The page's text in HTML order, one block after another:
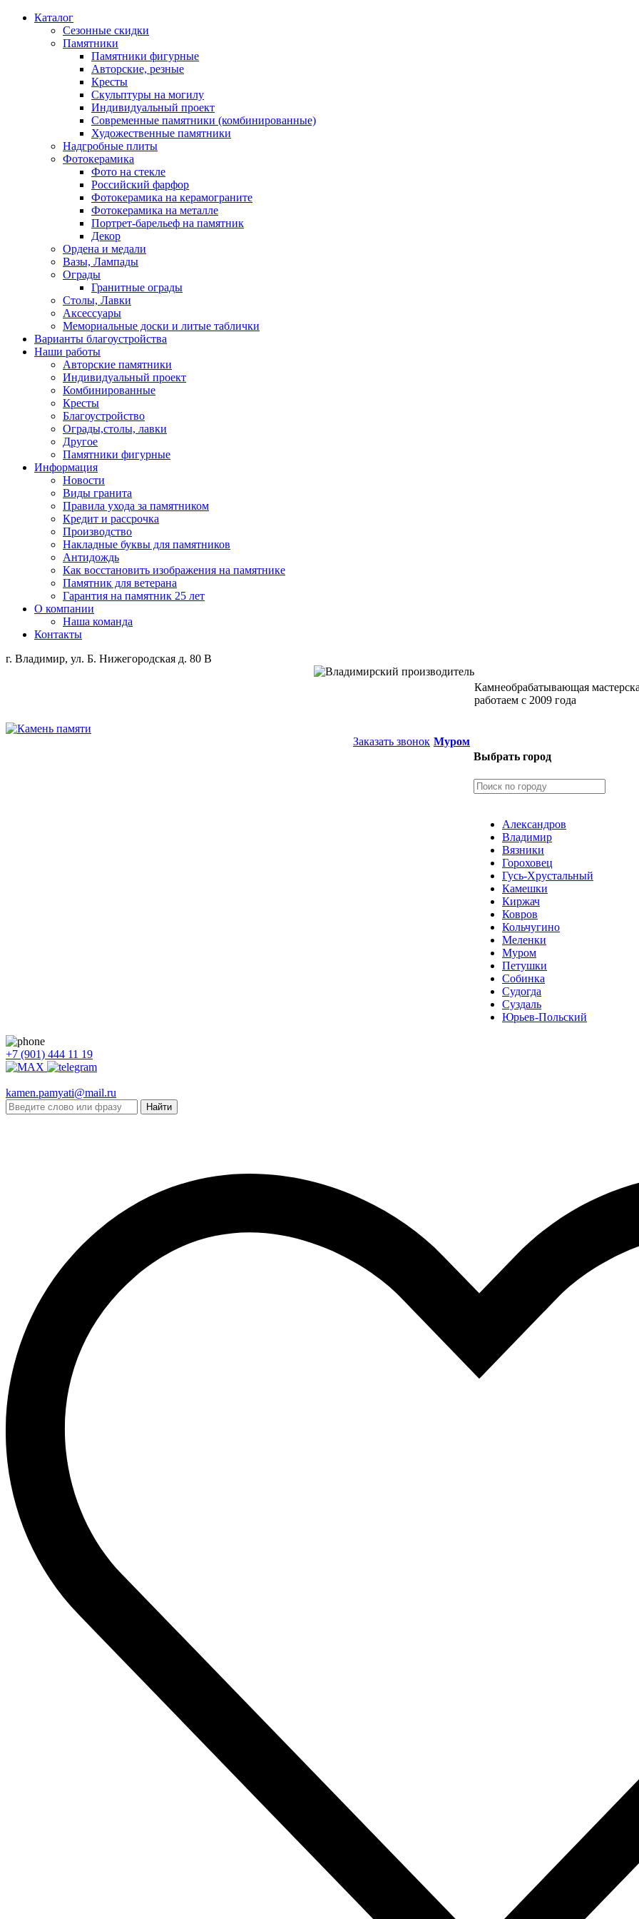
Каталог
Сезонные скидки
Памятники
Памятники фигурные
Авторские, резные
Кресты
Скульптуры на могилу
Индивидуальный проект
Современные памятники (комбинированные)
Художественные памятники
Надгробные плиты
Фотокерамика
Фото на стекле
Российский фарфор
Фотокерамика на керамограните
Фотокерамика на металле
Портрет-барельеф на памятник
Декор
Ордена и медали
Вазы, Лампады
Ограды
Гранитные ограды
Столы, Лавки
Аксессуары
Мемориальные доски и литые таблички
Варианты благоустройства
Наши работы
Авторские памятники
Индивидуальный проект
Комбинированные
Кресты
Благоустройство
Ограды,столы, лавки
Другое
Памятники фигурные
Информация
Новости
Виды гранита
Правила ухода за памятником
Кредит и рассрочка
Производство
Накладные буквы для памятников
Антидождь
Как восстановить изображения на памятнике
Памятник для ветерана
Гарантия на памятник 25 лет
О компании
Наша команда
Контакты
г. Владимир, ул. Б. Нижегородская д. 80 В
Камнеобрабатывающая
работаем с 2009 года
Заказать звонок Муром
Выбрать город
Александров
Владимир
Вязники
Гороховец
Гусь-Хрустальный
Камешки
Киржач
Ковров
Кольчугино
Меленки
Муром
Петушки
Собинка
Судогда
Суздаль
Юрьев-Польский
+7 (901) 444 11 19
kamen.pamyati@mail.ru